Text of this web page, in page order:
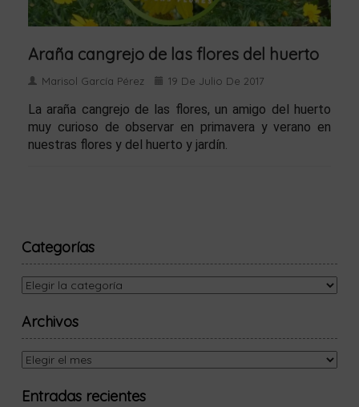
Araña cangrejo de las flores del huerto
Marisol García Pérez 19 De Julio De 2017
La araña cangrejo de las flores, un amigo del huerto
muy curioso de observar en primavera y verano en
nuestras flores y del huerto y jardín.
Categorías
Categorías
Archivos
Archivos
Entradas recientes